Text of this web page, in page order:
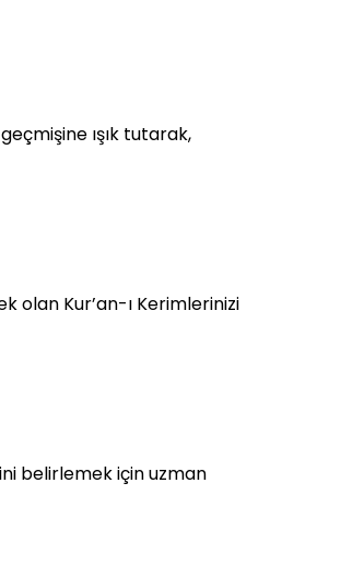
ışık tutarak,
olan Kur’an-ı Kerimlerinizi
belirlemek için uzman